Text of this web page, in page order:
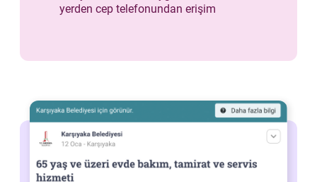
yerden cep telefonundan erişim